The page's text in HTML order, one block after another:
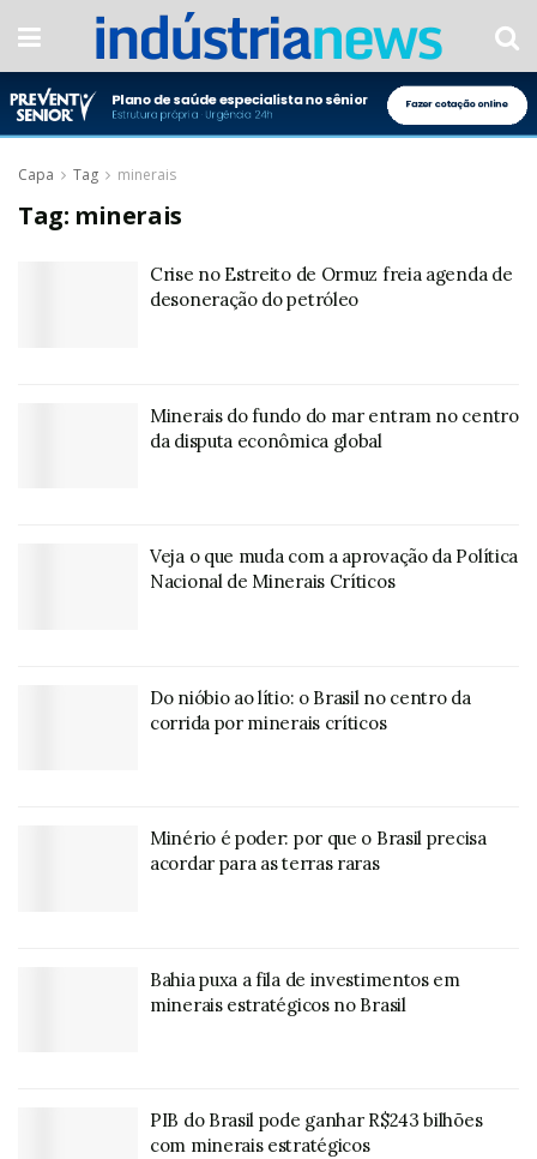
Capa Tag minerais
Tag: minerais
Crise no Estreito de Ormuz freia agenda de
desoneração do petróleo
Minerais do fundo do mar entram no centro
da disputa econômica global
Veja o que muda com a aprovação da Política
Nacional de Minerais Críticos
Do nióbio ao lítio: o Brasil no centro da
corrida por minerais críticos
Minério é poder: por que o Brasil precisa
acordar para as terras raras
Bahia puxa a fila de investimentos em
minerais estratégicos no Brasil
PIB do Brasil pode ganhar R$243 bilhões
com minerais estratégicos